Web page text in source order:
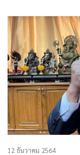
กระทรวงพาณิชย์ ติด
ใกล้ชิด นอกเหนือจา
ส่วนต่างไปแล้ว
12 ธันวาคม 2564